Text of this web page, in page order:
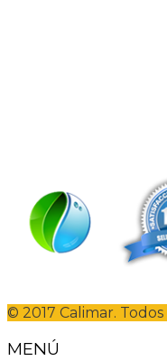
© 2017 Calimar.
MENÚ